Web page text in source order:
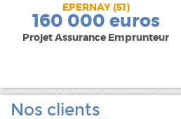
EPERNAY (51)
160 000 euros
Projet Assurance Emprunteur
240 000 euros
Nos clients